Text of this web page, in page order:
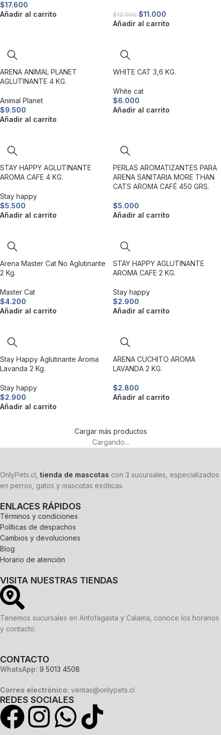
$17.600
Añadir al carrito
$12.000 $11.000
Añadir al carrito
ARENA ANIMAL PLANET
AGLUTINANTE 4 KG.
Animal Planet
$9.500
Añadir al carrito
WHITE CAT 3,6 KG.
White cat
$6.000
Añadir al carrito
STAY HAPPY AGLUTINANTE
AROMA CAFE 4 KG.
Stay happy
$5.500
Añadir al carrito
PERLAS AROMATIZANTES PARA
ARENA SANITARIA MORE THAN
CATS AROMA CAFÉ 450 GRS.
$5.000
Añadir al carrito
Arena Master Cat No Aglutinante
2 Kg.
Master Cat
$4.200
Añadir al carrito
STAY HAPPY AGLUTINANTE
AROMA CAFE 2 KG.
Stay happy
$2.900
Añadir al carrito
Stay Happy Aglutinante Aroma
Lavanda 2 Kg.
Stay happy
$2.900
Añadir al carrito
ARENA CUCHITO AROMA
LAVANDA 2 KG.
$2.800
Añadir al carrito
Cargar más productos
Cargando...
OnlyPets.cl, tienda de mascotas con 3 sucursales, especializados
en perros, gatos y mascotas exóticas.
ENLACES RÁPIDOS
Términos y condiciones
Políticas de despachos
Cambios y devoluciones
Blog
Horario de atención
VISITA NUESTRAS TIENDAS
Tenemos sucursales en Antofagasta y Calama, conoce los horarios
y contacto.
CONTACTO
WhatsApp: 9 5013 4508
Correo electrónico: ventas@onlypets.cl
REDES SOCIALES